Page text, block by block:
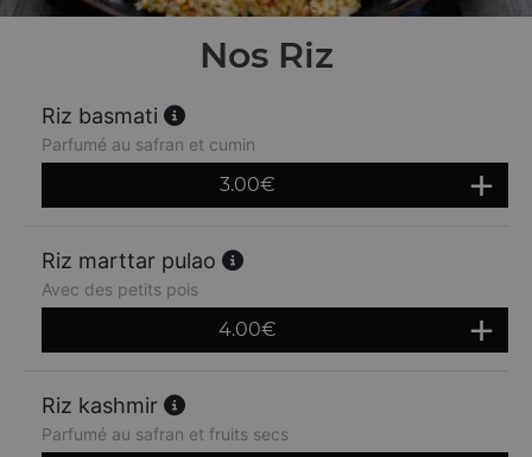
Nos Riz
Riz basmati
Parfumé au safran et cumin
3.00€
Riz marttar pulao
Avec des petits pois
4.00€
Riz kashmir
Parfumé au safran et fruits secs